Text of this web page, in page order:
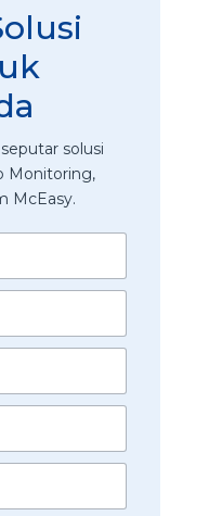
solusi
Monitoring,
McEasy.